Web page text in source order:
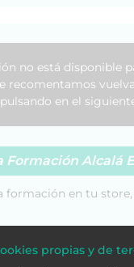
no está disponible
recomentamos
en el
Formación Alcalá
formación en tu store,
propias y de